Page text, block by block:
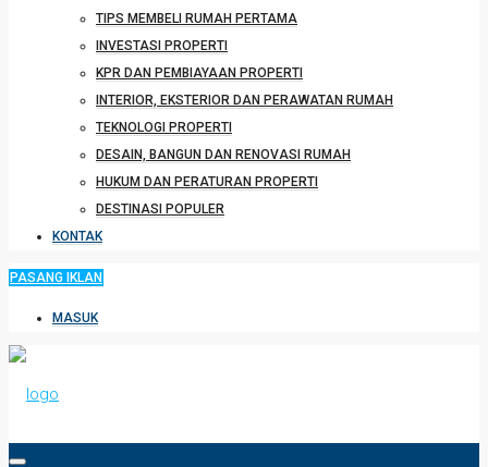
TIPS MEMBELI RUMAH PERTAMA
INVESTASI PROPERTI
KPR DAN PEMBIAYAAN PROPERTI
INTERIOR, EKSTERIOR DAN PERAWATAN RUMAH
TEKNOLOGI PROPERTI
DESAIN, BANGUN DAN RENOVASI RUMAH
HUKUM DAN PERATURAN PROPERTI
DESTINASI POPULER
KONTAK
PASANG IKLAN
MASUK